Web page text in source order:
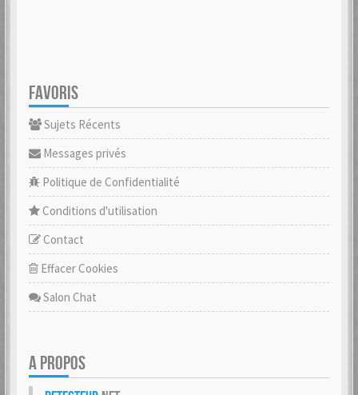
FAVORIS
Sujets Récents
Messages privés
Politique de Confidentialité
Conditions d'utilisation
Contact
Effacer Cookies
Salon Chat
A PROPOS